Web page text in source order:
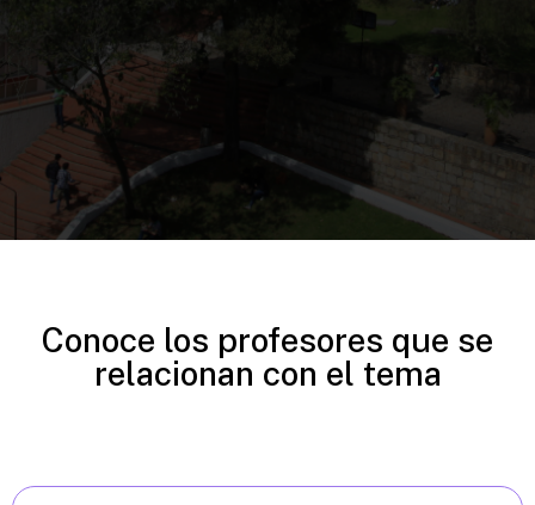
Conoce los profesores que se
relacionan con el tema